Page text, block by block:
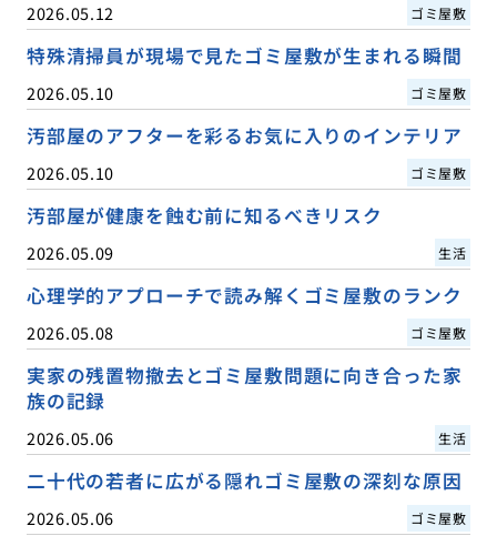
2026.05.12 ゴミ屋敷
特殊清掃員が現場で見たゴミ屋敷が生まれる瞬間
2026.05.10 ゴミ屋敷
汚部屋のアフターを彩るお気に入りのインテリア
2026.05.10 ゴミ屋敷
汚部屋が健康を蝕む前に知るべきリスク
2026.05.09 生活
心理学的アプローチで読み解くゴミ屋敷のランク
2026.05.08 ゴミ屋敷
実家の残置物撤去とゴミ屋敷問題に向き合った家
族の記録
2026.05.06 生活
二十代の若者に広がる隠れゴミ屋敷の深刻な原因
2026.05.06 ゴミ屋敷